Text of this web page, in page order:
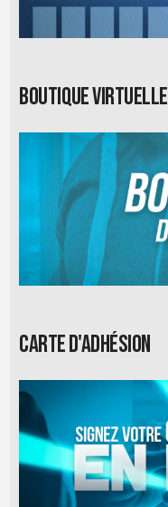
Boutique virtuelle
Carte d'adhésion